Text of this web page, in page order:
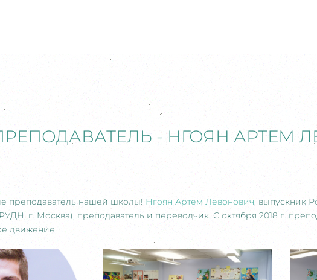
- НГОЯН АРТЕМ
преподаватель нашей школы! Нгоян Артем Левонович, выпускник
г. Москва), преподаватель и переводчик. С октября 2018 г.
движение.